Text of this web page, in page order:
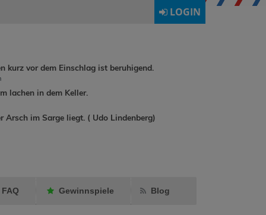
LOGIN
der Gruppe* Das
kurz vor dem Einschlag ist beruhigend.
lachen in dem Keller.
Arsch im Sarge liegt. ( Udo Lindenberg)
FAQ Gewinnspiele Blog